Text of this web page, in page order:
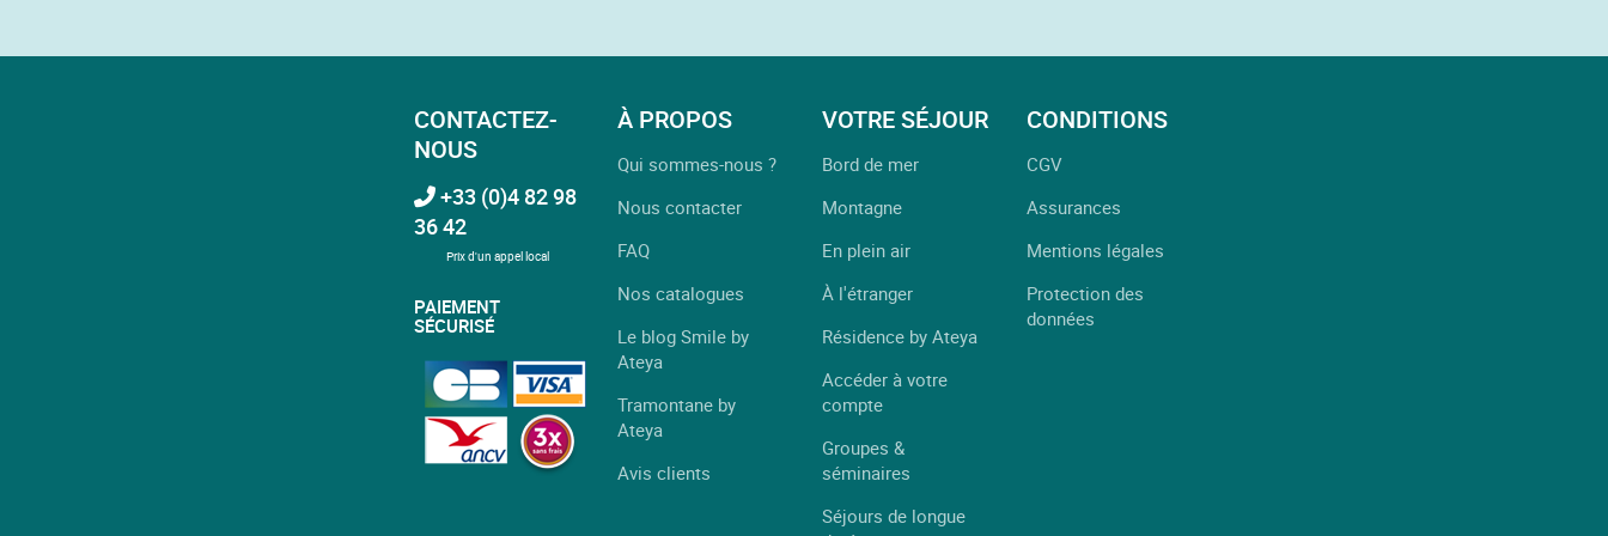
CONTACTEZ-
NOUS
+33 (0)4 82 98
36 42
Prix d'un appel local
PAIEMENT
SÉCURISÉ
À PROPOS
Qui sommes-nous ?
Nous contacter
FAQ
Nos catalogues
Le blog Smile by
Ateya
Tramontane by
Ateya
Avis clients
VOTRE SÉJOUR
Bord de mer
Montagne
En plein air
À l'étranger
Résidence by Ateya
Accéder à votre
compte
Groupes &
séminaires
Séjours de longue
CONDITIONS
CGV
Assurances
Mentions légales
Protection des
données